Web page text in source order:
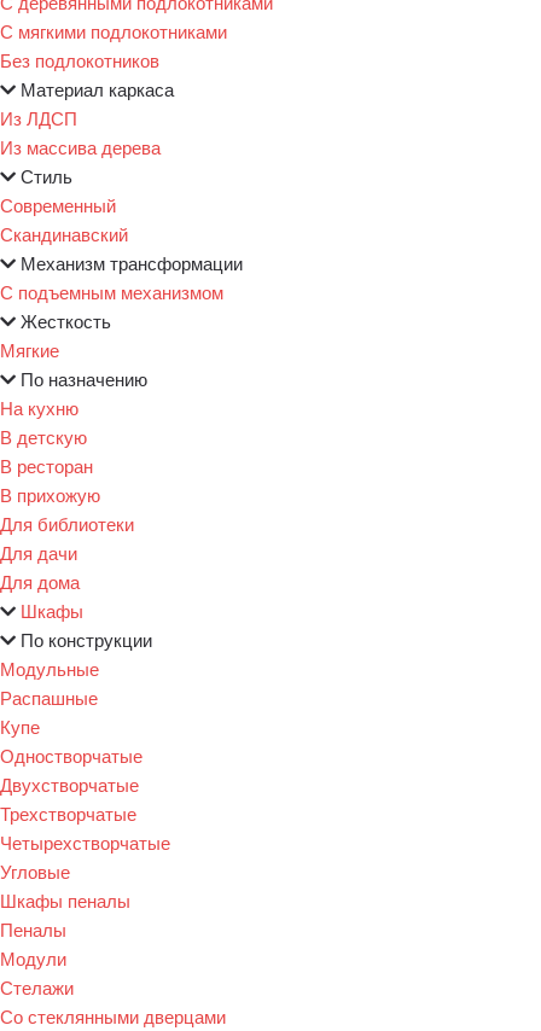
С мягкими подлокотниками
Без подлокотников
Материал каркаса
Из ЛДСП
Из массива дерева
Стиль
Современный
Скандинавский
Механизм трансформации
С подъемным механизмом
Жесткость
Мягкие
По назначению
На кухню
В детскую
В ресторан
В прихожую
Для библиотеки
Для дачи
Для дома
Шкафы
По конструкции
Модульные
Распашные
Купе
Одностворчатые
Двухстворчатые
Трехстворчатые
Четырехстворчатые
Угловые
Шкафы пеналы
Пеналы
Модули
Стелажи
Со стеклянными дверцами